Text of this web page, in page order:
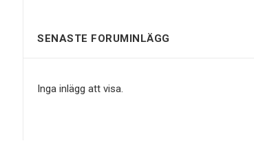
SENASTE FORUMINLÄGG
Inga inlägg att visa.